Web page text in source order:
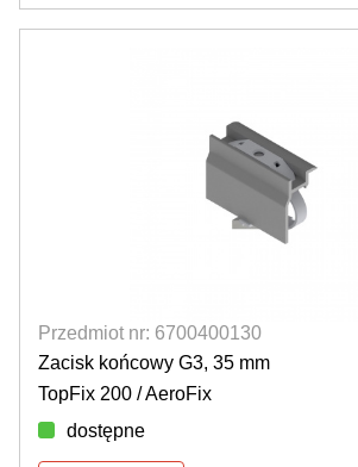
Przedmiot nr: 6700400130
Zacisk końcowy G3, 35 mm
TopFix 200 / AeroFix
dostępne